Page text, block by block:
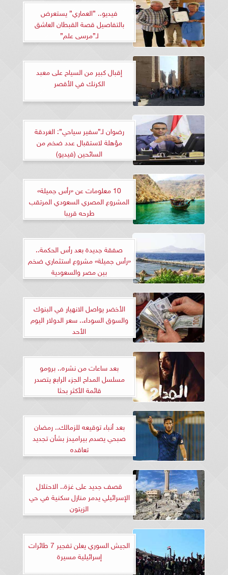
فيديو.. ”العماري” يستعرض
بالتفاصيل قصة القبطان العاشق
لـ”مرسى علم”
إقبال كبير من السياح على معبد
الكرنك في الأقصر
رضوان لـ”سفير سياحي”: الغردقة
مؤهلة لاستقبال عدد ضخم من
السائحين (فيديو)
10 معلومات عن «رأس جميلة»
المشروع المصري السعودي المرتقب
طرحه قريبا
صفقة جديدة بعد رأس الحكمة..
«رأس جميلة» مشروع استثماري ضخم
بين مصر والسعودية
الأخضر يواصل الانهيار في البنوك
والسوق السوداء.. سعر الدولار اليوم
الأحد
بعد ساعات من نشره.. برومو
مسلسل المداح الجزء الرابع يتصدر
قائمة الأكثر بحثا
بعد أنباء توقيعه للزمالك.. رمضان
صبحي يصدم بيراميدز بشأن تجديد
تعاقده
قصف جديد على غزة.. الاحتلال
الإسرائيلي يدمر منازل سكنية في حي
الزيتون
الجيش السوري يعلن تفجير 7 طائرات
إسرائيلية مسيرة